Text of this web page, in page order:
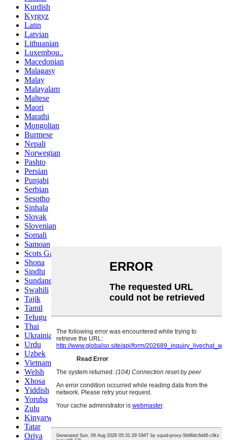
Kurdish
Kyrgyz
Latin
Latvian
Lithuanian
Luxembou..
Macedonian
Malagasy
Malay
Malayalam
Maltese
Maori
Marathi
Mongolian
Burmese
Nepali
Norwegian
Pashto
Persian
Punjabi
Serbian
Sesotho
Sinhala
Slovak
Slovenian
Somali
Samoan
Scots Gaelic
Shona
Sindhi
Sundanese
Swahili
Tajik
Tamil
Telugu
Thai
Ukrainian
Urdu
Uzbek
Vietnamese
Welsh
Xhosa
Yiddish
Yoruba
Zulu
Kinyarwanda
Tatar
Oriya